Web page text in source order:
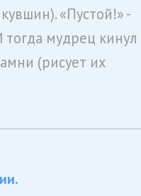
«Пустой!» -
мудрец кинул
(рисует их